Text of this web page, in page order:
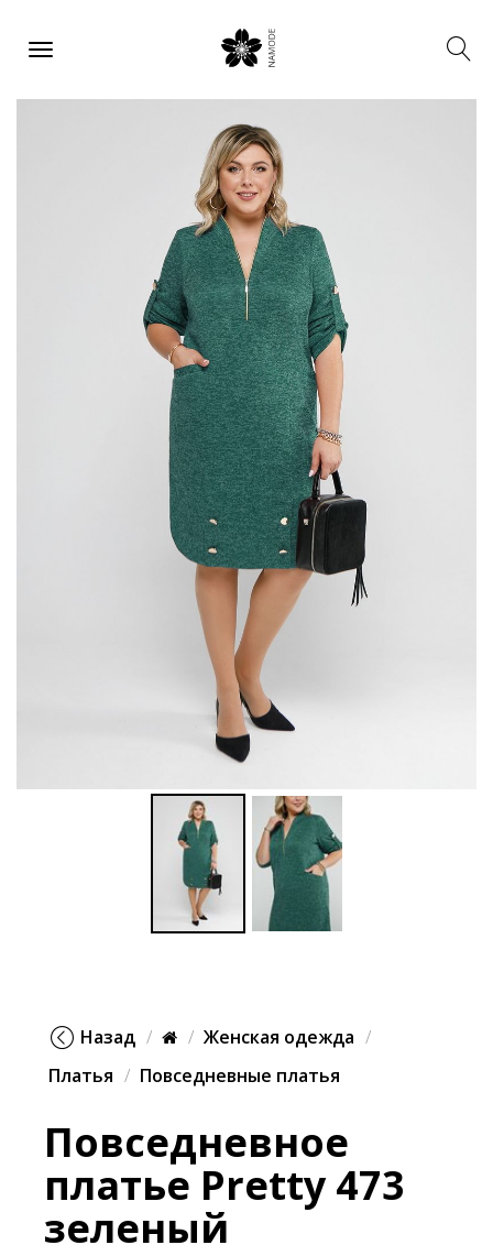
Назад
Женская одежда
Платья
Повседневные платья
Повседневное
платье Pretty 473
зеленый